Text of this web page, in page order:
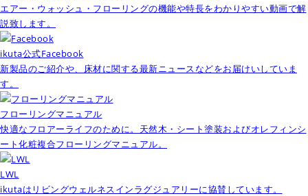
エアー・ウォッシュ・フローリングの機能や特長をわかりやすい動画で解
説致します。
ikuta公式Facebook
新製品のご紹介や、床材に関する最新ニュースなどをお届けいしていま
す。
フローリングマニュアル
快適なフロアーライフのために。天然木・シート塗装およびオレフィンシ
ート化粧複合フローリングマニュアル。
LWL
ikutaはリビングウェルネスインラグジュアリーに協賛しています。